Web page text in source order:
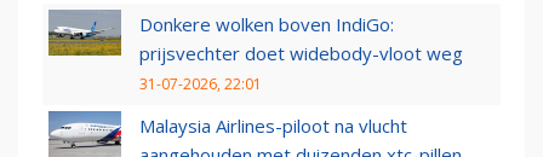
Donkere wolken boven IndiGo:
prijsvechter doet widebody-vloot weg
31-07-2026, 22:01
Malaysia Airlines-piloot na vlucht